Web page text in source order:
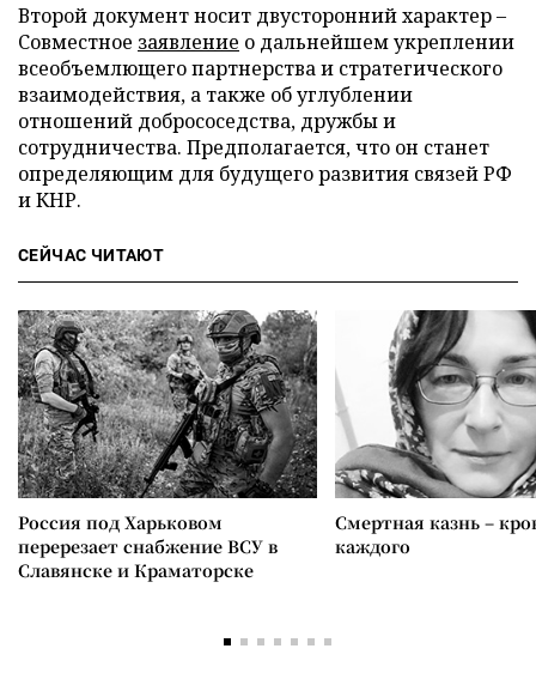
Второй документ носит двусторонний характер –
Совместное заявление о дальнейшем укреплении
всеобъемлющего партнерства и стратегического
взаимодействия, а также об углублении
отношений добрососедства, дружбы и
сотрудничества. Предполагается, что он станет
определяющим для будущего развития связей РФ
и КНР.
СЕЙЧАС ЧИТАЮТ
Россия под Харьковом
перерезает снабжение ВСУ в
Славянске и Краматорске
Смертная казнь –
каждого